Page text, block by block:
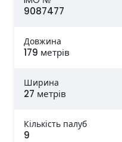
9087477
Довжина
179 метрів
Ширина
27 метрів
Кількість палуб
9